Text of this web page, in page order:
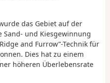
das Gebiet auf der
und Kiesgewinnung
and Furrow”-Technik für
Dies hat zu einem
höheren Überlebensrate